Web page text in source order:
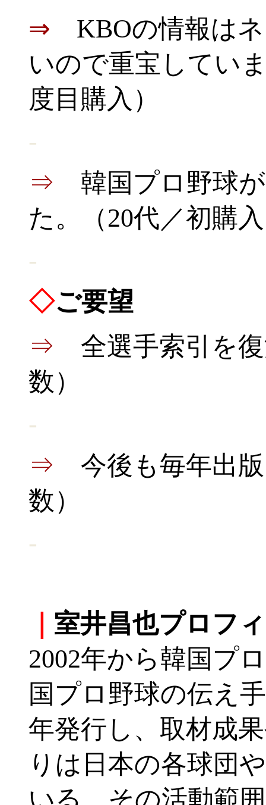
⇒ KBOの情報は
いので重宝してい
度目購入）
-
⇒ 韓国プロ野球
た。（20代／初購
-
◇ご要望
⇒ 全選手索引を
数）
-
⇒ 今後も毎年出
数）
-
室井昌也プロフ
2002年から韓国プ
国プロ野球の伝え
年発行し、取材成
りは日本の各球団
いる。その活動範